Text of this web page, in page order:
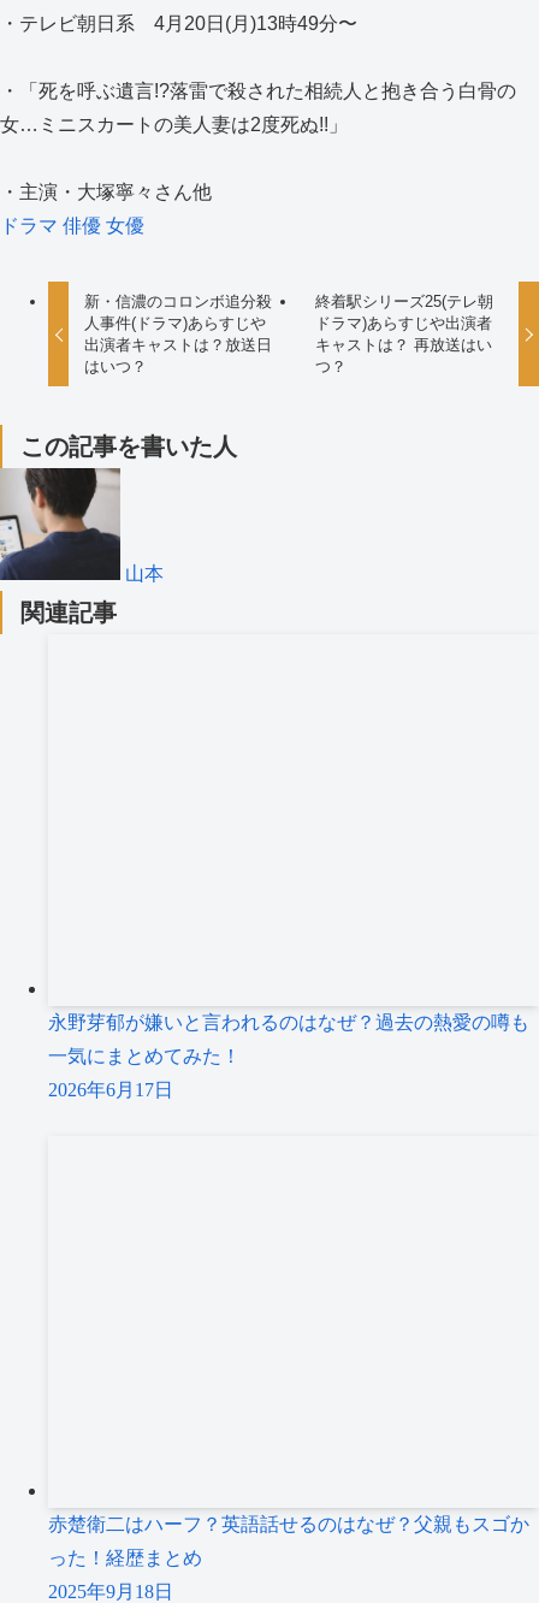
・テレビ朝日系 4月20日(月)13時49分〜
・「死を呼ぶ遺言!?落雷で殺された相続人と抱き合う白骨の
女…ミニスカートの美人妻は2度死ぬ!!」
・主演・大塚寧々さん他
ドラマ 俳優 女優
新・信濃のコロンボ追分殺
人事件(ドラマ)あらすじや
出演者キャストは？放送日
はいつ？
終着駅シリーズ25(テレ朝
ドラマ)あらすじや出演者
キャストは？ 再放送はい
つ？
この記事を書いた人
山本
関連記事
永野芽郁が嫌いと言われるのはなぜ？過去の熱愛の噂も
一気にまとめてみた！
2026年6月17日
赤楚衛二はハーフ？英語話せるのはなぜ？父親もスゴか
った！経歴まとめ
2025年9月18日